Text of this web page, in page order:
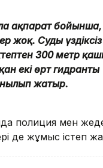
ақпарат
жоқ. Суды үздіксіз
300 метр
екі өрт гидранты
жатыр.
полиция мен
де жұмыс істеп